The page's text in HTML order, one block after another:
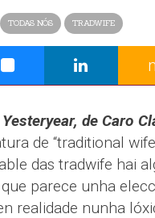
TODAS NÓS TRADWIFE
Yesteryear, de Caro
de “traditional
das tradwife hai
parece unha
realidade nunha